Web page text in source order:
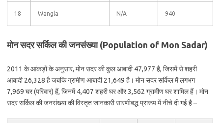
18 Wangla N/A 940
मोन सदर सर्किल की जनसंख्या (Population of Mon Sadar)
2011 के आंकड़ों के अनुसार, मोन सदर की कुल आबादी 47,977 है, जिसमें से शहरी
आबादी 26,328 है जबकि ग्रामीण आबादी 21,649 है। मोन सदर सर्किल में लगभग
7,969 घर (परिवार) हैं, जिनमें 4,407 शहरी घर और 3,562 ग्रामीण घर शामिल हैं। मोन
सदर सर्किल की जनसंख्या की विस्तृत जानकारी सारणीबद्ध प्रारूप में नीचे दी गई है –